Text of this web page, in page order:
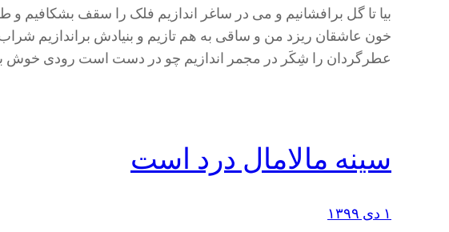
بیا تا گل برافشانیم و می در ساغر اندازیم فلک را سقف بشکافیم و
خون عاشقان ریزد من و ساقی به هم تازیم و بنیادش براندازیم
عطرگردان را شِکَر در مجمر اندازیم چو در دست است رودی خوش
سینه مالامال درد است
۱ دی ۱۳۹۹